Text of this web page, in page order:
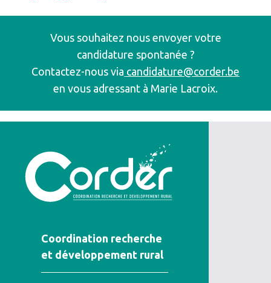
Vous souhaitez nous envoyer votre
candidature spontanée ?
Contactez-nous via candidature@corder.be
en vous adressant à Marie Lacroix.
Coordination recherche
et développement rural